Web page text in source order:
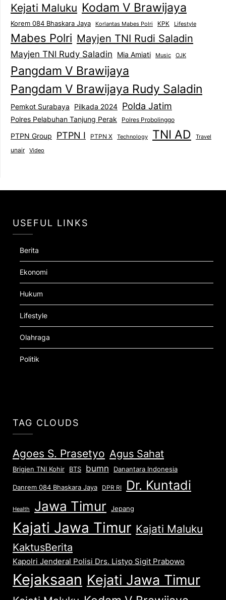
Kejati Maluku Kodam V Brawijaya
Korem 084 Bhaskara Jaya Korlantas Mabes Polri KPK Lifestyle
Mabes Polri Mayjen TNI Rudi Saladin
Mayjen TNI Rudy Saladin Mia Amiati Music OJK
Pangdam V Brawijaya
Pangdam V Brawijaya Rudy Saladin
Pemkot Surabaya Pilkada 2024 Polda Jatim
Polres Pelabuhan Tanjung Perak Polres Probolinggo
PTPN Group PTPN I PTPN X Technology TNI AD Travel
unair Video
USEFUL LINKS
Berita
Ekonomi
Hukum
Lifestyle
Olahraga
Politik
TAG CLOUDS
Agoes S. Prasetyo Agus Sahat
Brigjen TNI Kohir BTS bumn Danantara Indonesia
Danrem 084 Bhaskara Jaya DPR RI Dr. Kuntadi
Health Jawa Timur Jepang
Kajati Jawa Timur Kajati Maluku
KaktusBerita
Kapolri Jenderal Polisi Drs. Listyo Sigit Prabowo
Kejaksaan Kejati Jawa Timur